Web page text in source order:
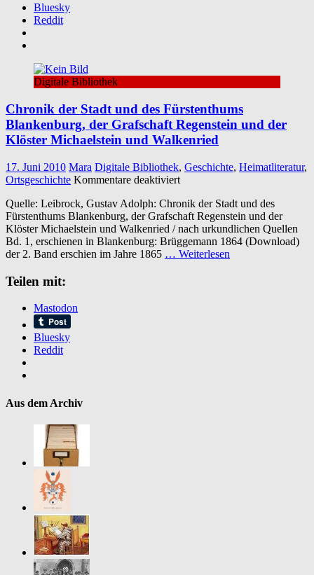
Bluesky
Reddit
Digitale Bibliothek
Chronik der Stadt und des Fürstenthums
Blankenburg, der Grafschaft Regenstein und der
Klöster Michaelstein und Walkenried
17. Juni 2010 Mara Digitale Bibliothek, Geschichte, Heimatliteratur,
Ortsgeschichte Kommentare deaktiviertfür
der
Stadt
und
des
Fürstenthums
Quelle: Leibrock, Gustav Adolph: Chronik der Stadt und des
Fürstenthums Blankenburg, der Grafschaft Regenstein und der
Klöster Michaelstein und Walkenried / nach urkundlichen Quellen
Bd. 1, erschienen in Blankenburg: Brüggemann 1864 (Download)
der 2. Band erschien im Jahre 1865 … Weiterlesen
Teilen mit:
Mastodon
Bluesky
Reddit
Aus dem Archiv